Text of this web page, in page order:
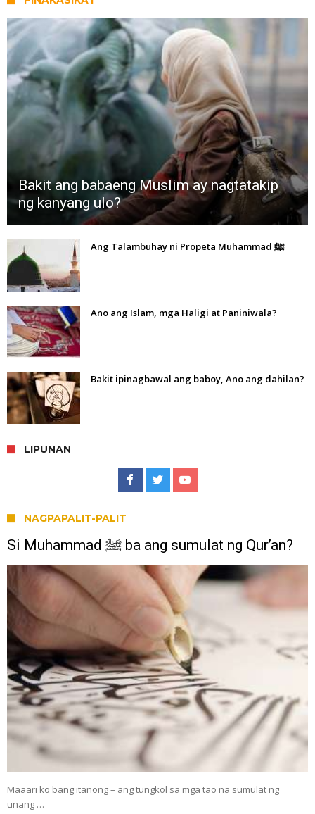
Bakit ang babaeng Muslim ay nagtatakip
ng kanyang ulo?
Ang Talambuhay ni Propeta Muhammad ﷺ
Ano ang Islam, mga Haligi at Paniniwala?
Bakit ipinagbawal ang baboy, Ano ang dahilan?
LIPUNAN
NAGPAPALIT-PALIT
Si Muhammad ﷺ ba ang sumulat ng Qur’an?
Maaari ko bang itanong – ang tungkol sa mga tao na sumulat ng
unang …